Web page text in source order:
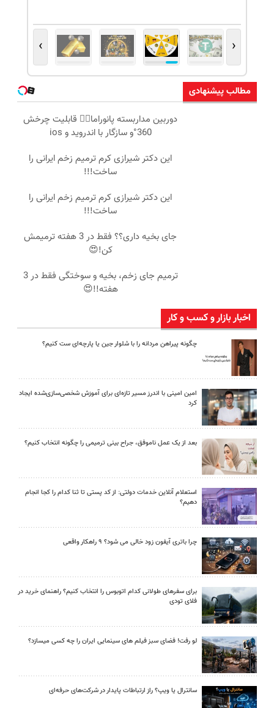
‹
›
مطالب پیشنهادی
دوربین مداربسته پانوراما👈🏻 قابلیت چرخش
360°و سازگار با اندروید و ios
این دکتر شیرازی کرم ترمیم زخم ایرانی را
ساخت!!!
این دکتر شیرازی کرم ترمیم زخم ایرانی را
ساخت!!!
جای بخیه داری؟؟ فقط در 3 هفته ترمیمش
کن!😍
ترمیم جای زخم، بخیه و سوختگی فقط در 3
هفته!!😍
اخبار بازار و کسب و کار
چگونه پیراهن مردانه را با شلوار جین یا پارچه‌ای ست کنیم؟
امین امینی با اندرز مسیر تازه‌ای برای آموزش شخصی‌سازی‌شده ایجاد
کرد
بعد از یک عمل ناموفق، جراح بینی ترمیمی را چگونه انتخاب کنیم؟
استعلام آنلاین خدمات دولتی: از کد پستی تا ثنا کدام را کجا انجام
دهیم؟
چرا باتری آیفون زود خالی می شود؟ ۹ راهکار واقعی
برای سفرهای طولانی کدام اتوبوس را انتخاب کنیم؟ راهنمای خرید در
فلای تودی
لو رفت! فضای سبز فیلم های سینمایی ایران را چه کسی میسازد؟
سانترال یا ویپ؟ راز ارتباطات پایدار در شرکت‌های حرفه‌ای